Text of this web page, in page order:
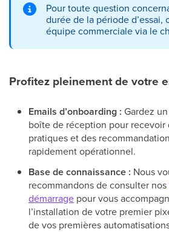
Pour toute question
durée de la période d’essai,
équipe commerciale via le
Profitez pleinement de votre
Emails d’onboarding : Gardez
boîte de réception pour recevoir
pratiques et des
rapidement opérationnel.
Base de connaissance : Nous
recommandons de consulter nos
démarrage pour vous
l’installation de votre premier
de vos premières